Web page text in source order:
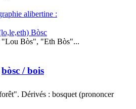
alibertine :
Bòsc
"Lou Bòs", "Eth Bòs"...
bòsc / bois
Dérivés : bosquet (prononcer